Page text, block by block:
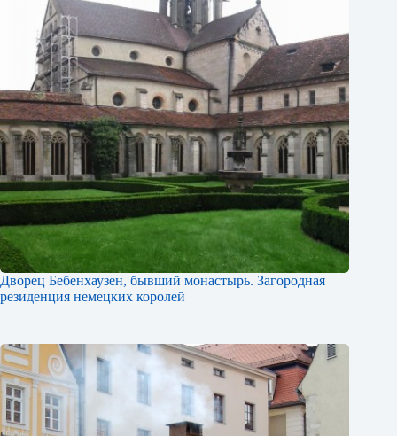
Дворец Бебенхаузен, бывший монастырь. Загородная
резиденция немецких королей